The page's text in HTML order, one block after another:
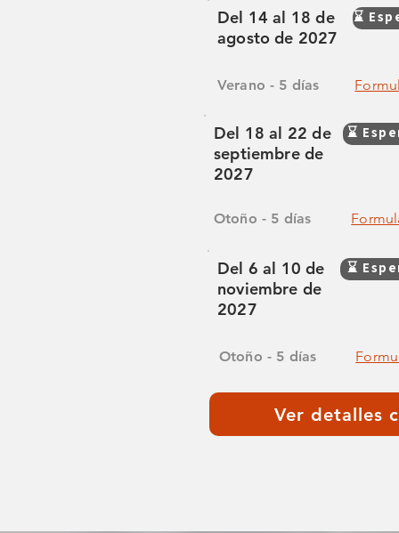
Del 14 al 18 de
agosto de 2027
⌛
Verano - 5 días
Del 18 al 22 de
septiembre de
2027
⌛
Otoño - 5 días
Del 6 al 10 de
noviembre de
2027
⌛
Otoño - 5 días
Ver detalles